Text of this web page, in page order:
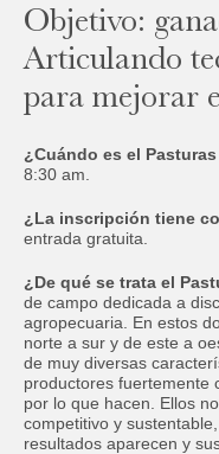
Objetivo:
Articulando
para mejorar
¿Cuándo es el Pasturas
8:30 am.
¿La inscripción tiene
entrada gratuita.
¿De qué se trata el
de campo dedicada a
agropecuaria. En estos
norte a sur y de este a
de muy diversas
productores fuertemente
por lo que hacen. Ellos
competitivo y
resultados aparecen y